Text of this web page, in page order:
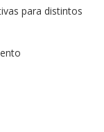
para distintos